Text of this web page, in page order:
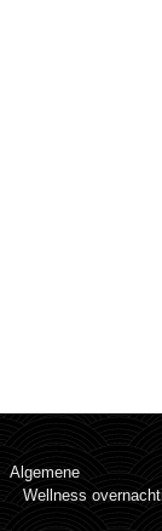
Algemene
Wellness